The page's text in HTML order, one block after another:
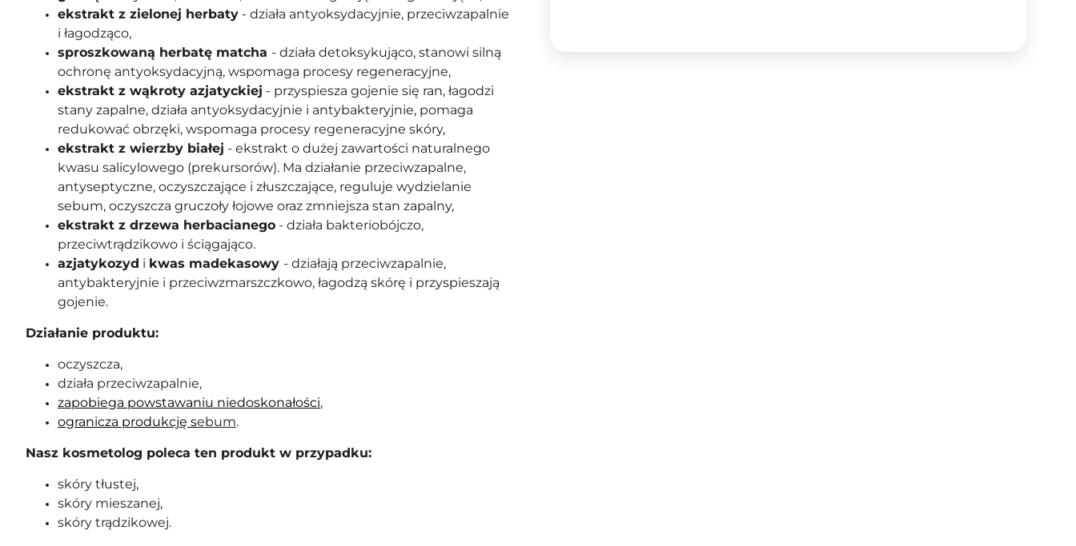
ekstrakt z zielonej herbaty - działa antyoksydacyjnie, przeciwzapalnie
i łagodząco,
sproszkowaną herbatę matcha - działa detoksykująco, stanowi silną
ochronę antyoksydacyjną, wspomaga procesy regeneracyjne,
ekstrakt z wąkroty azjatyckiej - przyspiesza gojenie się ran, łagodzi
stany zapalne, działa antyoksydacyjnie i antybakteryjnie, pomaga
redukować obrzęki, wspomaga procesy regeneracyjne skóry,
ekstrakt z wierzby białej - ekstrakt o dużej zawartości naturalnego
kwasu salicylowego (prekursorów). Ma działanie przeciwzapalne,
antyseptyczne, oczyszczające i złuszczające, reguluje wydzielanie
sebum, oczyszcza gruczoły łojowe oraz zmniejsza stan zapalny,
ekstrakt z drzewa herbacianego - działa bakteriobójczo,
przeciwtrądzikowo i ściągająco.
azjatykozyd i kwas madekasowy - działają przeciwzapalnie,
antybakteryjnie i przeciwzmarszczkowo, łagodzą skórę i przyspieszają
gojenie.
Działanie produktu:
oczyszcza,
działa przeciwzapalnie,
zapobiega powstawaniu niedoskonałości,
ogranicza produkcję sebum.
Nasz kosmetolog poleca ten produkt w przypadku:
skóry tłustej,
skóry mieszanej,
skóry trądzikowej.